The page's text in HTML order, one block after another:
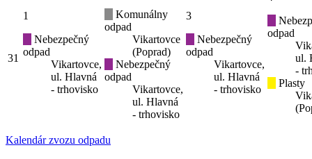
31
1
Nebezpečný
odpad
Vikartovce,
ul. Hlavná
- trhovisko
Komunálny
odpad
Vikartovce
(Poprad)
Nebezpečný
odpad
Vikartovce,
ul. Hlavná
- trhovisko
3
Nebezpečný
odpad
Vikartovce,
ul. Hlavná
- trhovisko
odpad
ul.
-
Plasty
Kalendár zvozu odpadu